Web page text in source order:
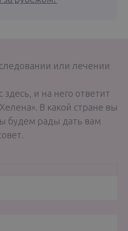
или лечении
здесь, и на него ответит
В какой стране вы
будем рады дать вам